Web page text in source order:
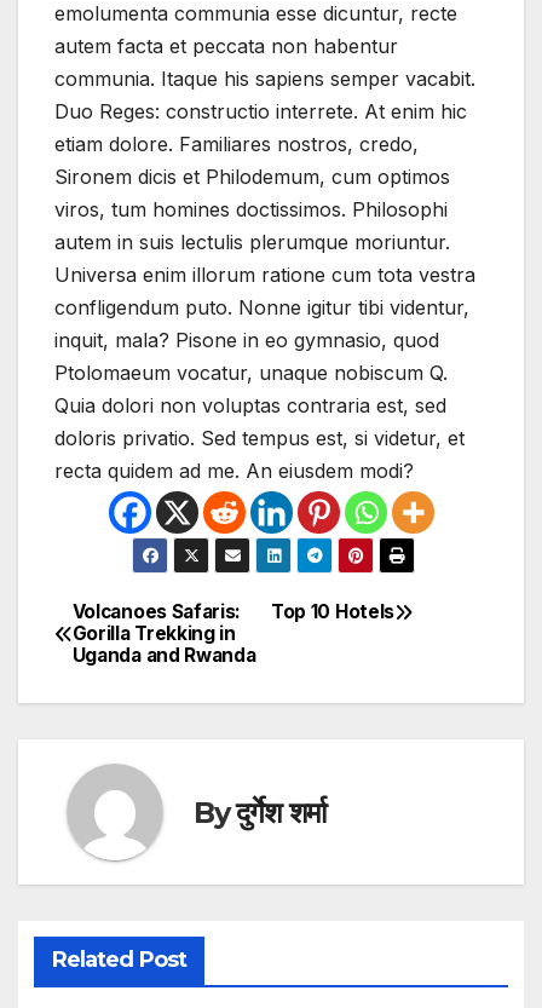
emolumenta communia esse dicuntur, recte
autem facta et peccata non habentur
communia. Itaque his sapiens semper vacabit.
Duo Reges: constructio interrete. At enim hic
etiam dolore. Familiares nostros, credo,
Sironem dicis et Philodemum, cum optimos
viros, tum homines doctissimos. Philosophi
autem in suis lectulis plerumque moriuntur.
Universa enim illorum ratione cum tota vestra
confligendum puto. Nonne igitur tibi videntur,
inquit, mala? Pisone in eo gymnasio, quod
Ptolomaeum vocatur, unaque nobiscum Q.
Quia dolori non voluptas contraria est, sed
doloris privatio. Sed tempus est, si videtur, et
recta quidem ad me. An eiusdem modi?
Post
navigation
Top 10 Hotels
Volcanoes Safaris:
Gorilla Trekking in
Uganda and Rwanda
Byदुर्गेश शर्मा
Related Post